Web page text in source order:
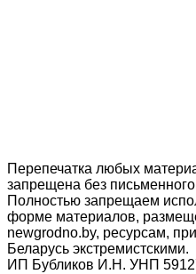
Перепечатка любых
запрещена без
Полностью запрещаем
форме материалов,
newgrodno.by, ресурсам,
Беларусь экстремистскими.
ИП Бубликов И.Н. УНП